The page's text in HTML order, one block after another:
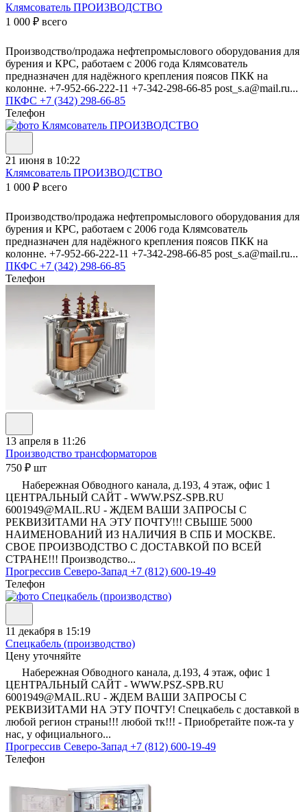
Клямсователь ПРОИЗВОДСТВО
1 000 ₽ всего
Производство/продажа нефтепромыслового оборудования для
бурения и КРС, работаем с 2006 года Клямсователь
предназначен для надёжного крепления поясов ПКК на
колонне. +7-952-66-222-11 +7-342-298-66-85 post_s.a@mail.ru...
ПКФС +7 (342) 298-66-85
Телефон
21 июня в 10:22
Клямсователь ПРОИЗВОДСТВО
1 000 ₽ всего
Производство/продажа нефтепромыслового оборудования для
бурения и КРС, работаем с 2006 года Клямсователь
предназначен для надёжного крепления поясов ПКК на
колонне. +7-952-66-222-11 +7-342-298-66-85 post_s.a@mail.ru...
ПКФС +7 (342) 298-66-85
Телефон
13 апреля в 11:26
Производство трансформаторов
750 ₽ шт
Набережная Обводного канала, д.193, 4 этаж, офис 1
ЦЕНТРАЛЬНЫЙ САЙТ - WWW.PSZ-SPB.RU
6001949@MAIL.RU - ЖДЕМ ВАШИ ЗАПРОСЫ С
РЕКВИЗИТАМИ НА ЭТУ ПОЧТУ!!! СВЫШЕ 5000
НАИМЕНОВАНИЙ ИЗ НАЛИЧИЯ В СПБ И МОСКВЕ.
СВОЕ ПРОИЗВОДСТВО С ДОСТАВКОЙ ПО ВСЕЙ
СТРАНЕ!!! Производство...
Прогрессив Северо-Запад +7 (812) 600-19-49
Телефон
11 декабря в 15:19
Спецкабель (производство)
Цену уточняйте
Набережная Обводного канала, д.193, 4 этаж, офис 1
ЦЕНТРАЛЬНЫЙ САЙТ - WWW.PSZ-SPB.RU
6001949@MAIL.RU - ЖДЕМ ВАШИ ЗАПРОСЫ С
РЕКВИЗИТАМИ НА ЭТУ ПОЧТУ! Спецкабель с доставкой в
любой регион страны!!! любой тк!!! - Приобретайте пож-та у
нас, у официального...
Прогрессив Северо-Запад +7 (812) 600-19-49
Телефон